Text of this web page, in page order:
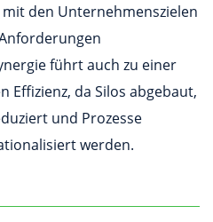
den Unternehmenszielen
führt auch zu einer
Effizienz, da Silos abgebaut,
und Prozesse
werden.